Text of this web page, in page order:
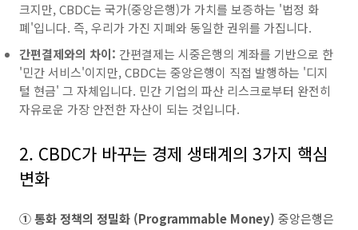
크지만, CBDC는 국가(중앙은행)가 가치를 보증하는 '법정 화
폐'입니다. 즉, 우리가 가진 지폐와 동일한 권위를 가집니다.
간편결제와의 차이: 간편결제는 시중은행의 계좌를 기반으로 한
'민간 서비스'이지만, CBDC는 중앙은행이 직접 발행하는 '디지
털 현금' 그 자체입니다. 민간 기업의 파산 리스크로부터 완전히
자유로운 가장 안전한 자산이 되는 것입니다.
2. CBDC가 바꾸는 경제 생태계의 3가지 핵심
변화
① 통화 정책의 정밀화 (Programmable Money) 중앙은행은